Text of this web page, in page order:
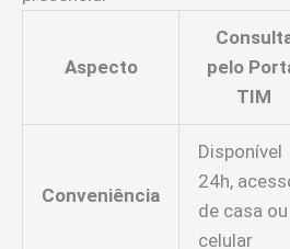
Aspecto
pelo
TIM
Conveniência
Disponível
24h,
de casa ou
celular